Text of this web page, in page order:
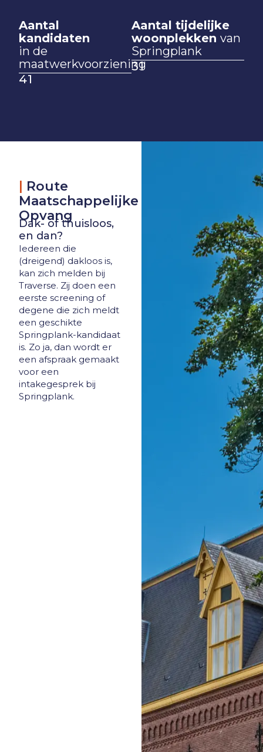
Aantal
kandidaten
in de
maatwerkvoorziening
42
Aantal tijdelijke
woonplekken van
Springplank
32
| Route
Maatschappelijke
Opvang
Dak- of thuisloos,
en dan?
Iedereen die
(dreigend) dakloos is,
kan zich melden bij
Traverse. Zij doen een
eerste screening of
degene die zich meldt
een geschikte
Springplank-kandidaat
is. Zo ja, dan wordt er
een afspraak gemaakt
voor een
intakegesprek bij
Springplank.